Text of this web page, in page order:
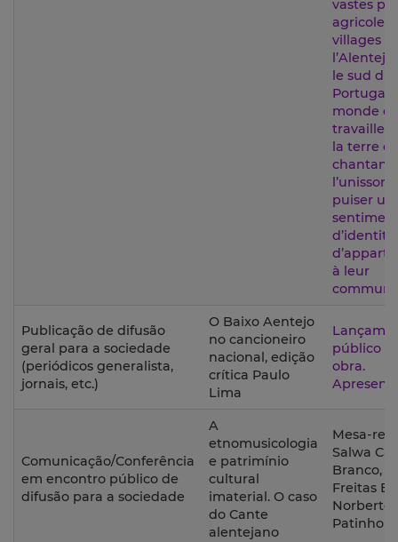
vastes
agricoles
villages
le sud du
Portugal.
monde
la terre
chantant
l’unisson,
puiser
à leur
Publicação de difusão
geral para a sociedade
(periódicos generalista,
jornais, etc.)
O Baixo Aentejo
no cancioneiro
nacional, edição
crítica Paulo
Lima
público
obra.
Comunicação/Conferência
em encontro público de
difusão para a sociedade
A
etnomusicologia
e patrimínio
cultural
imaterial. O caso
do Cante
alentejano
Mesa-
Salwa
Branco,
Freitas
Norberto
Patinho